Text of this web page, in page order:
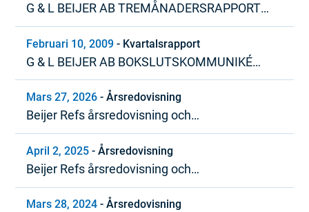
G & L BEIJER AB TREMÅNADERSRAPPORT
JANUARI – MARS 2009
Februari 10, 2009 - Kvartalsrapport
G & L BEIJER AB BOKSLUTSKOMMUNIKÉ
JANUARI – DECEMBER 2008
Mars 27, 2026 -Årsredovisning
Beijer Refs årsredovisning och
hållbarhetsrapport 2025
April 2, 2025 -Årsredovisning
Beijer Refs årsredovisning och
hållbarhetsrapport 2024
Mars 28, 2024 -Årsredovisning